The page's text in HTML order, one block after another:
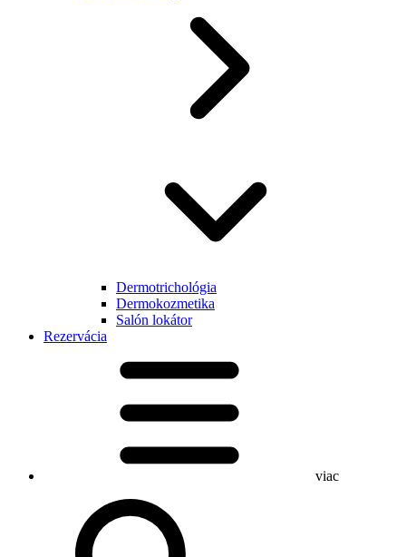
Dermotrichológia
Dermokozmetika
Salón lokátor
Rezervácia
viac